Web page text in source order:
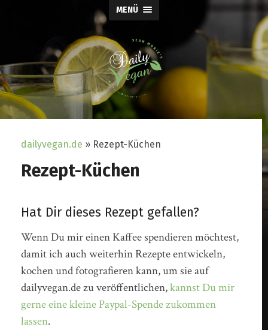
MENÜ
dailyvegan.de » Rezept-Küchen
Rezept-Küchen
Hat Dir dieses Rezept gefallen?
Wenn Du mir einen Kaffee spendieren möchtest,
damit ich auch weiterhin Rezepte entwickeln,
kochen und fotografieren kann, um sie auf
dailyvegan.de zu veröffentlichen,kannst Du mir
gerne eine kleine Paypal-Spende zukommen
lassen.